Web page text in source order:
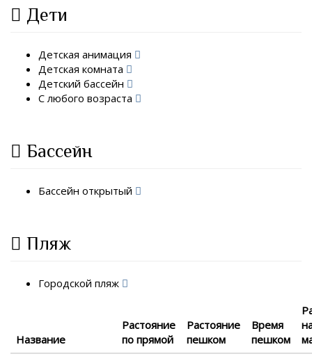
Дети
Детская анимация
Детская комната
Детский бассейн
С любого возраста
Бассейн
Бассейн открытый
Пляж
Городской пляж
Название
Растояние
по прямой
Растояние
пешком
Время
пешком